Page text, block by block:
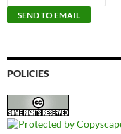
POLICIES